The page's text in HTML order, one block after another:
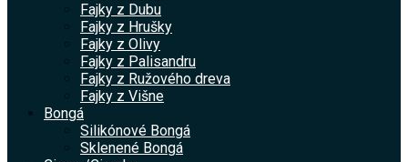
Fajky z Dubu
Fajky z Hrušky
Fajky z Olivy
Fajky z Palisandru
Fajky z Ružového dreva
Fajky z Višne
Bongá
Silikónové Bongá
Sklenené Bongá